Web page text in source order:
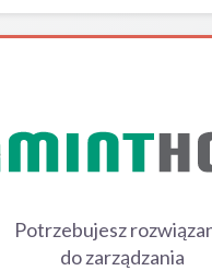
Potrzebujesz
do zarządzania